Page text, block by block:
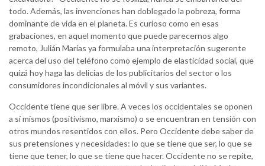
todo. Además, las invenciones han doblegado la pobreza, forma
dominante de vida en el planeta. Es curioso como en esas
grabaciones, en aquel momento que puede parecernos algo
remoto, Julián Marías ya formulaba una interpretación sugerente
acerca del uso del teléfono como ejemplo de elasticidad social, que
quizá hoy haga las delicias de los publicitarios del sector o los
consumidores incondicionales al móvil y sus variantes.
Occidente tiene que ser libre. A veces los occidentales se oponen
a sí mismos (positivismo, marxismo) o se encuentran en tensión con
otros mundos resentidos con ellos. Pero Occidente debe saber de
sus pretensiones y necesidades: lo que se tiene que ser, lo que se
tiene que tener, lo que se tiene que hacer. Occidente no se repite,